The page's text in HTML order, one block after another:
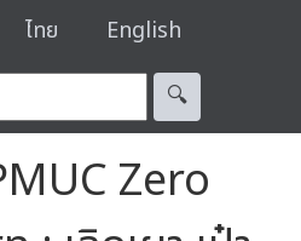
ไทย English
🔍︎
Zero